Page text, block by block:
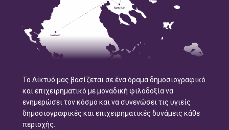
Το Δίκτυό μας βασίζεται σε ένα όραμα δημοσιογραφικό
και επιχειρηματικό με μοναδική φιλοδοξία να
ενημερώσει τον κόσμο και να συνενώσει τις υγιείς
δημοσιογραφικές και επιχειρηματικές δυνάμεις κάθε
περιοχής.